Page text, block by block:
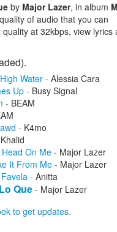
by Major Lazer, in album
of audio that you can
quality at 32kbps, view lyrics
Water - Alessia Cara
Up - Busy Signal
- BEAM
- K4mo
Khalid
On Me - Major Lazer
It From Me - Major Lazer
- Anitta
Que - Major Lazer
-El Alfa
to get updates.